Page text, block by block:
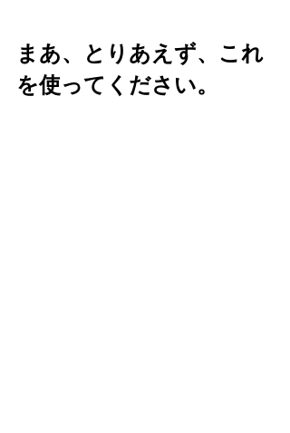
まあ、とりあえず、これ
を使ってください。